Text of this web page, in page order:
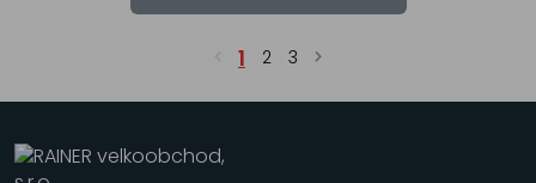
1 2 3